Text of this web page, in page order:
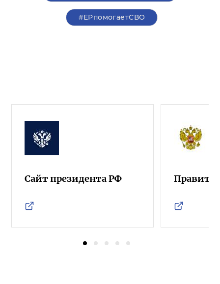
#ЕРпомогаетСВО
Сайт президента РФ